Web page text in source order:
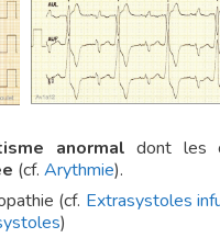
anormal dont les
(cf. Arythmie).
(cf. Extrasystoles
)